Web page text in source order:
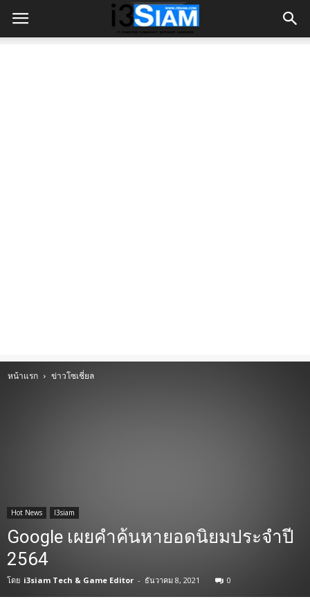
หน้าแรก ข่าวโซเชี่ยล
Hot News I3siam
Google เผยคำค้นหายอดนิยมประจำปี
2564
โดย i3siam Tech & Game Editor - ธันวาคม 8, 2021 0